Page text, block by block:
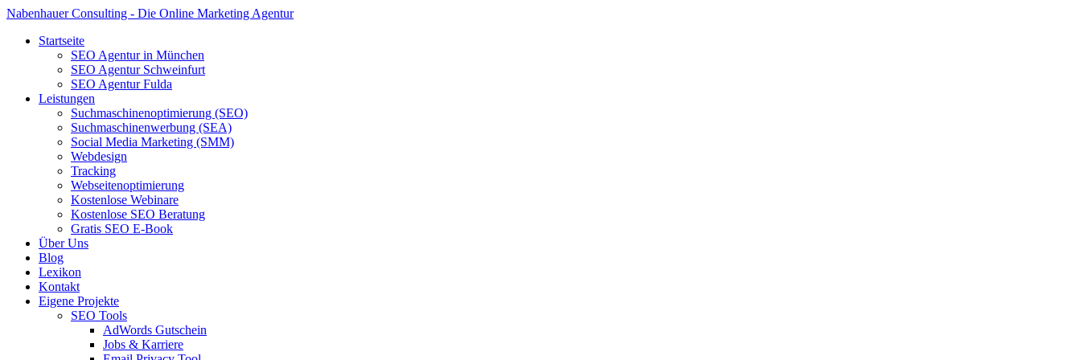
Nabenhauer Consulting - Die Online Marketing Agentur
Startseite
SEO Agentur in München
SEO Agentur Schweinfurt
SEO Agentur Fulda
Leistungen
Suchmaschinenoptimierung (SEO)
Suchmaschinenwerbung (SEA)
Social Media Marketing (SMM)
Webdesign
Tracking
Webseitenoptimierung
Kostenlose Webinare
Kostenlose SEO Beratung
Gratis SEO E-Book
Über Uns
Blog
Lexikon
Kontakt
Eigene Projekte
SEO Tools
AdWords Gutschein
Jobs & Karriere